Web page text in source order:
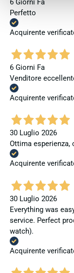
Perfetto
Acquirente
6 Giorni Fa
Venditore
Acquirente
30 Luglio 2026
Ottima
Acquirente
30 Luglio 2026
Everything was
service. Perfect
watch).
Acquirente